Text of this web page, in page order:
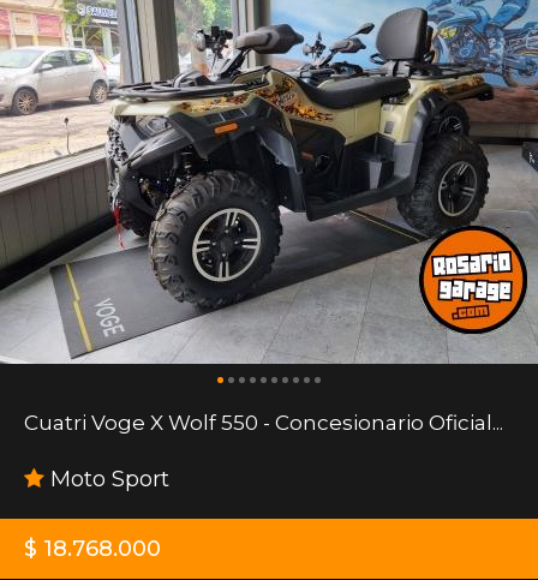
Cuatri Voge X Wolf 550 - Concesionario Oficial...
Moto Sport
$ 18.768.000